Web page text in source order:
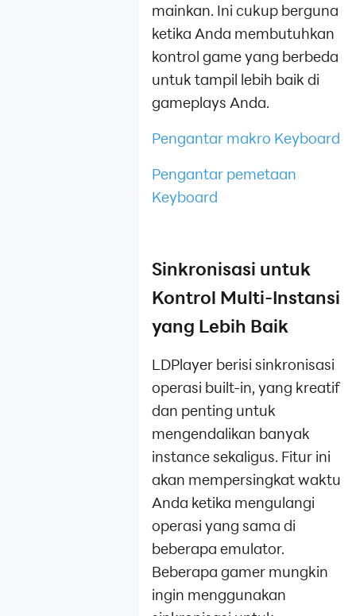
mainkan. Ini cukup berguna
ketika Anda membutuhkan
kontrol game yang berbeda
untuk tampil lebih baik di
gameplays Anda.
Pengantar makro Keyboard
Pengantar pemetaan
Keyboard
Sinkronisasi untuk
Kontrol Multi-Instansi
yang Lebih Baik
LDPlayer berisi sinkronisasi
operasi built-in, yang kreatif
dan penting untuk
mengendalikan banyak
instance sekaligus. Fitur ini
akan mempersingkat waktu
Anda ketika mengulangi
operasi yang sama di
beberapa emulator.
Beberapa gamer mungkin
ingin menggunakan